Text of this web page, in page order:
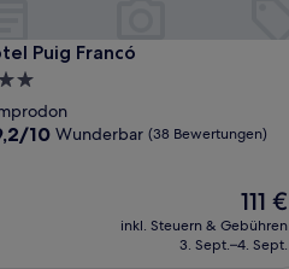
Puig Francó
Puig Francó
10 Wunderbar (38 Bewertungen)
Der
Preis
beträgt
111 €
inkl. Steuern & Gebühren
3. Sept.–4. Sept.